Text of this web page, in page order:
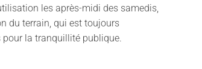
les après-midi des samedis,
du terrain, qui est toujours
pour la tranquillité publique.